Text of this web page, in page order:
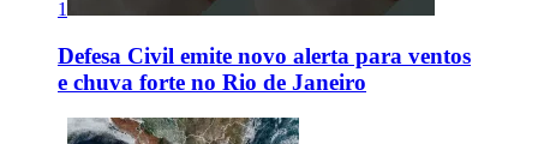
1
Defesa Civil emite novo alerta para ventos
e chuva forte no Rio de Janeiro